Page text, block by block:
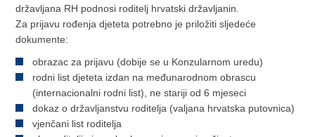
državljana RH podnosi roditelj hrvatski državljanin.
Za prijavu rođenja djeteta potrebno je priložiti sljedeće
dokumente:
obrazac za prijavu (dobije se u Konzularnom uredu)
rodni list djeteta izdan na međunarodnom obrascu
(internacionalni rodni list), ne stariji od 6 mjeseci
dokaz o državljanstvu roditelja (valjana hrvatska putovnica)
vjenčani list roditelja